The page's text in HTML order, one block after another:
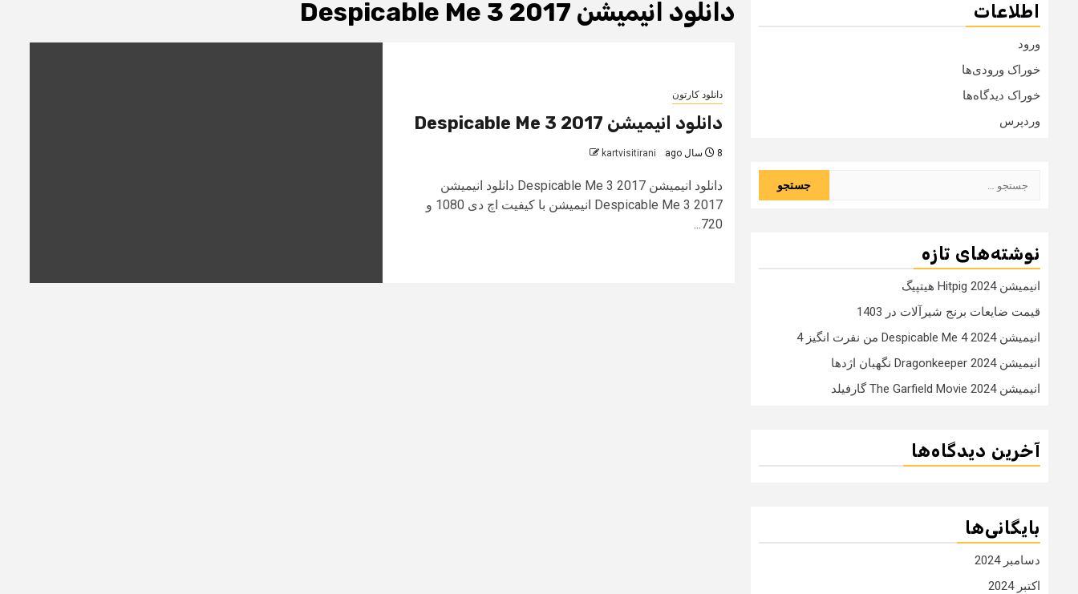
دانلود انیمیشن Despicable Me 3 2017
دانلود کارتون
دانلود انیمیشن Despicable Me 3 2017
8 سال ago kartvisitirani
دانلود انیمیشن Despicable Me 3 2017 دانلود انیمیشن
Despicable Me 3 2017 انیمیشن با کیفیت اچ دی 1080 و
720...
اطلاعات
ورود
خوراک ورودی‌ها
خوراک دیدگاه‌ها
وردپرس
نوشته‌های تازه
انیمیشن Hitpig 2024 هیتپیگ
قیمت ضایعات برنج شیرآلات در 1403
انیمیشن Despicable Me 4 2024 من نفرت انگیز 4
انیمیشن Dragonkeeper 2024 نگهبان اژدها
انیمیشن The Garfield Movie 2024 گارفیلد
آخرین دیدگاه‌ها
بایگانی‌ها
دسامبر 2024
اکتبر 2024